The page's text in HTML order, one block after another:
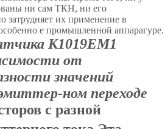
ни сам ТКН, ни его
затрудняет их применение в
е промышленной аппарагуре.
К1019ЕМ1
от
значений
ном переходе
с разной